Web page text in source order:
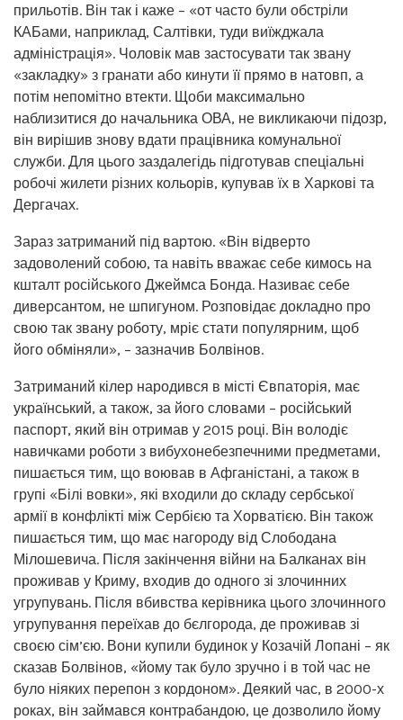
прильотів. Він так і каже – «от часто були обстріли
КАБами, наприклад, Салтівки, туди виїжджала
адміністрація». Чоловік мав застосувати так звану
«закладку» з гранати або кинути її прямо в натовп, а
потім непомітно втекти. Щоби максимально
наблизитися до начальника ОВА, не викликаючи підозр,
він вирішив знову вдати працівника комунальної
служби. Для цього заздалегідь підготував спеціальні
робочі жилети різних кольорів, купував їх в Харкові та
Дергачах.
Зараз затриманий під вартою. «Він відверто
задоволений собою, та навіть вважає себе кимось на
кшталт російського Джеймса Бонда. Називає себе
диверсантом, не шпигуном. Розповідає докладно про
свою так звану роботу, мріє стати популярним, щоб
його обміняли», – зазначив Болвінов.
Затриманий кілер народився в місті Євпаторія, має
український, а також, за його словами – російський
паспорт, який він отримав у 2015 році. Він володіє
навичками роботи з вибухонебезпечними предметами,
пишається тим, що воював в Афганістані, а також в
групі «Білі вовки», які входили до складу сербської
армії в конфлікті між Сербією та Хорватією. Він також
пишається тим, що має нагороду від Слободана
Мілошевича. Після закінчення війни на Балканах він
проживав у Криму, входив до одного зі злочинних
угрупувань. Після вбивства керівника цього злочинного
угрупування переїхав до бєлгорода, де проживав зі
своєю сім’єю. Вони купили будинок у Козачій Лопані – як
сказав Болвінов, «йому так було зручно і в той час не
було ніяких перепон з кордоном». Деякий час, в 2000-х
роках, він займався контрабандою, це дозволило йому